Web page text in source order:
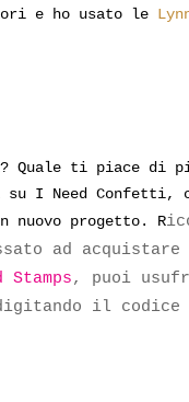
e ho usato le
Quale ti piace di
I Need Confetti,
nuovo progetto. R
ad
Stamps, puoi
il codice